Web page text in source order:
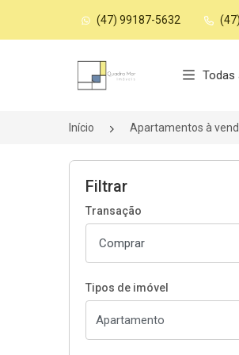
(47) 99187-5632
Página inicial
Todas
Início Apartamentos à
Filtrar
Transação
Tipos de imóvel